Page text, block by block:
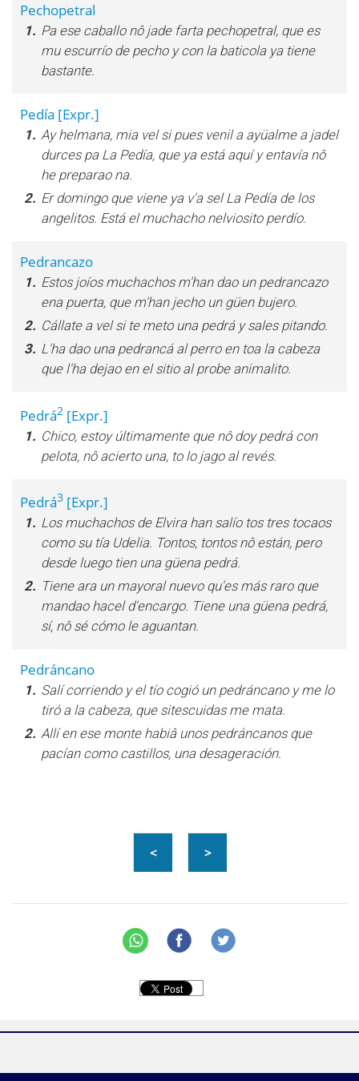
Pechopetral
1. Pa ese caballo nô jade farta pechopetral, que es
mu escurrío de pecho y con la baticola ya tiene
bastante.
Pedía [Expr.]
1. Ay helmana, mia vel si pues venil a ayüalme a jadel
durces pa La Pedía, que ya está aquí y entavía nô
he preparao na.
2. Er domingo que viene ya v'a sel La Pedía de los
angelitos. Está el muchacho nelviosito perdío.
Pedrancazo
1. Estos joíos muchachos m'han dao un pedrancazo
ena puerta, que m'han jecho un güen bujero.
2. Cállate a vel si te meto una pedrá y sales pitando.
3. L'ha dao una pedrancá al perro en toa la cabeza
que l'ha dejao en el sitio al probe animalito.
Pedrá2 [Expr.]
1. Chico, estoy últimamente que nô doy pedrá con
pelota, nô acierto una, to lo jago al revés.
Pedrá3 [Expr.]
1. Los muchachos de Elvira han salío tos tres tocaos
como su tía Udelia. Tontos, tontos nô están, pero
desde luego tien una güena pedrá.
2. Tiene ara un mayoral nuevo qu'es más raro que
mandao hacel d'encargo. Tiene una güena pedrá,
sí, nô sé cómo le aguantan.
Pedráncano
1. Salí corriendo y el tío cogió un pedráncano y me lo
tiró a la cabeza, que sitescuidas me mata.
2. Allí en ese monte habiâ unos pedráncanos que
pacían como castillos, una desageración.
< >